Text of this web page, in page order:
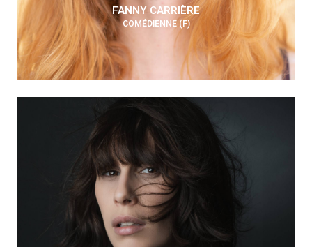
FANNY CARRIÈRE
COMÉDIENNE (F)